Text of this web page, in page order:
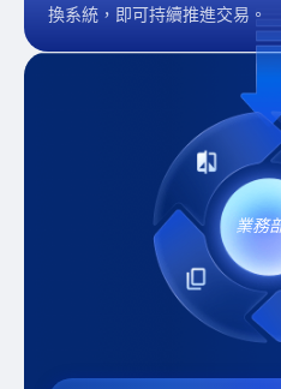
換系統，即可持續推進交易。
業務